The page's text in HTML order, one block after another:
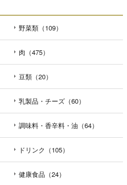
野菜類（109）
肉（475）
豆類（20）
乳製品・チーズ（60）
調味料・香辛料・油（64）
ドリンク（105）
健康食品（24）